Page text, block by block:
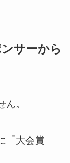
サーから
。
「大会賞